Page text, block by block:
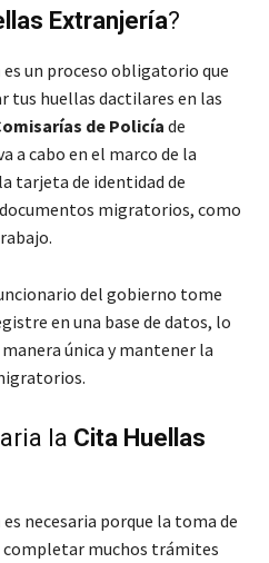
Extranjería?
es un proceso obligatorio que
tus huellas dactilares en las
de Policíade
a cabo en el marco de la
tarjeta de identidad de
migratorios, como
del gobierno tome
en una base de datos, lo
única y mantener la
la Cita Huellas
es necesaria porque la toma de
completar muchos trámites